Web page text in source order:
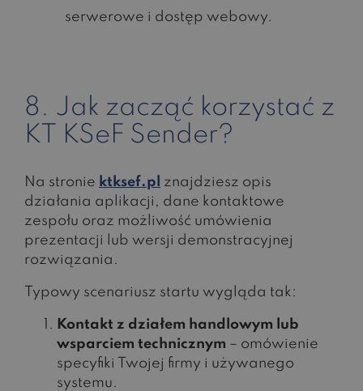
serwerowe i dostęp webowy.
8. Jak zacząć korzystać z
KT KSeF Sender?
Na stronie ktksef.pl
znajdziesz opis
działania aplikacji, dane kontaktowe
zespołu oraz możliwość umówienia
prezentacji lub wersji demonstracyjnej
rozwiązania.
Typowy scenariusz startu wygląda tak:
Kontakt z działem handlowym lub
wsparciem technicznym – omówienie
specyfiki Twojej firmy i używanego
systemu.